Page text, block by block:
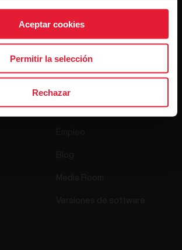
Aceptar cookies
Permitir la selección
Rechazar
Acerca de Polar
Quiénes somos
Polar empresas